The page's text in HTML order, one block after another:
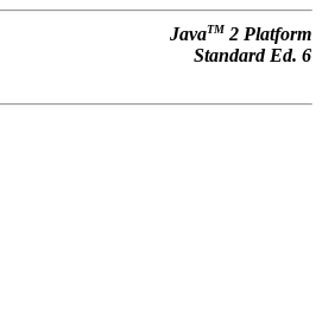
JavaTM 2 Platform
Standard Ed. 6